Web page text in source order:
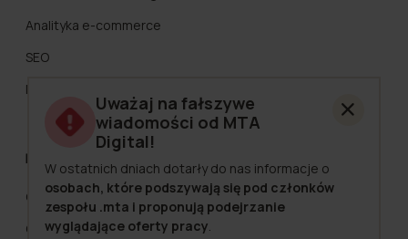
Analityka e-commerce
SEO
Marketing Automation
MTA Digital
O nas
Cennik
Uważaj na fałszywe
wiadomości od MTA
Digital!
W ostatnich dniach dotarły do nas informacje o
osobach, które podszywają się pod członków
zespołu .mta i proponują podejrzanie
wyglądające oferty pracy